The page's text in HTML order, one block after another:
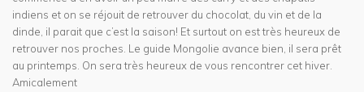
indiens et on se réjouit de retrouver du chocolat, du vin et de la
dinde, il parait que c’est la saison! Et surtout on est très heureux de
retrouver nos proches. Le guide Mongolie avance bien, il sera prêt
au printemps. On sera très heureux de vous rencontrer cet hiver.
Amicalement